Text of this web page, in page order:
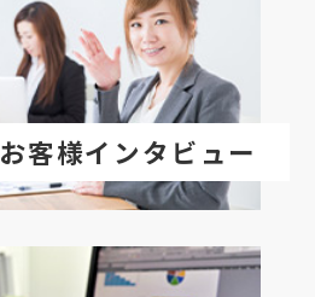
お客様インタビュー